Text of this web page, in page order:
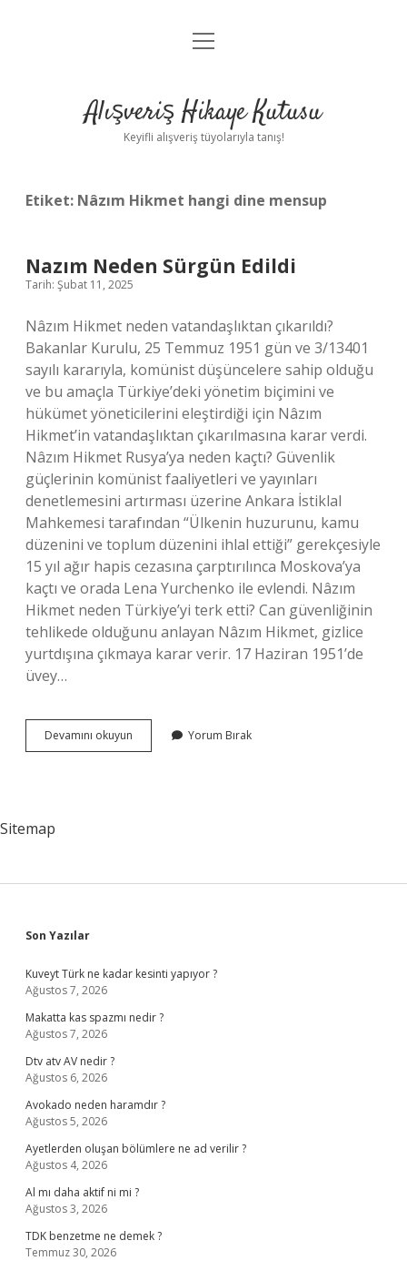
Anasayfa
Yasal Uyarı
menüyü
Alışveriş Hikaye Kutusu
Keyifli alışveriş tüyolarıyla tanış!
Etiket: Nâzım Hikmet hangi dine mensup
Nazım Neden Sürgün Edildi
Tarih: Şubat 11, 2025
Nâzım Hikmet neden vatandaşlıktan çıkarıldı?
Bakanlar Kurulu, 25 Temmuz 1951 gün ve 3/13401
sayılı kararıyla, komünist düşüncelere sahip olduğu
ve bu amaçla Türkiye’deki yönetim biçimini ve
hükümet yöneticilerini eleştirdiği için Nâzım
Hikmet’in vatandaşlıktan çıkarılmasına karar verdi.
Nâzım Hikmet Rusya’ya neden kaçtı? Güvenlik
güçlerinin komünist faaliyetleri ve yayınları
denetlemesini artırması üzerine Ankara İstiklal
Mahkemesi tarafından “Ülkenin huzurunu, kamu
düzenini ve toplum düzenini ihlal ettiği” gerekçesiyle
15 yıl ağır hapis cezasına çarptırılınca Moskova’ya
kaçtı ve orada Lena Yurchenko ile evlendi. Nâzım
Hikmet neden Türkiye’yi terk etti? Can güvenliğinin
tehlikede olduğunu anlayan Nâzım Hikmet, gizlice
yurtdışına çıkmaya karar verir. 17 Haziran 1951’de
üvey…
Devamını okuyun
Neden
Yorum Bırak
Sitemap
Sidebar
Son Yazılar
Kuveyt Türk ne kadar kesinti yapıyor ?
Ağustos 7, 2026
Makatta kas spazmı nedir ?
Ağustos 7, 2026
Dtv atv AV nedir ?
Ağustos 6, 2026
Avokado neden haramdır ?
Ağustos 5, 2026
Ayetlerden oluşan bölümlere ne ad verilir ?
Ağustos 4, 2026
Al mı daha aktif ni mi ?
Ağustos 3, 2026
TDK benzetme ne demek ?
Temmuz 30, 2026